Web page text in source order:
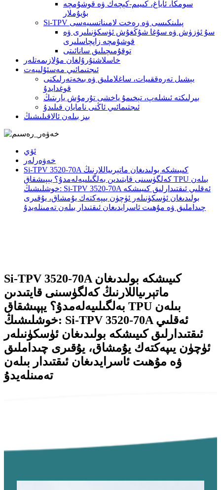
سومكا، ئاياغ، كىيىم-كېچەك ۋە قوشۇمچە
بۇيۇملار
Si-TPV پىلىنكىسى ۋە رەخت لامىناتسىيەسى
سۇ ئۈزۈش ۋە سۇغا شۇڭغۇش ئۈسكۈنىلىرى ۋە
قوشۇمچە زاپچاسلىرى
توقۇمىچىلىق سانائىتى
خاسلاشتۇرۇلغان مۇلازىمەتلەر
ئىجتىمائىي مەسئۇلىيەت
يېشىل تەرەققىيات، ساغلاملىق ۋە بىخەتەرلىكنى
قوغدايدۇ
بىرلىكتە ئىشلەپ، تېخىمۇ ياخشى تۇرمۇش يارىتىڭ
ئىجتىمائىي ئاڭنى نامايان قىلىدۇ
بىز بىلەن ئالاقىلىشىڭ
ئۆي
خەۋەرلەر
Si-TPV 3520-70A كىيىشكە بولىدىغان ماتېرىياللارنىڭ
كەلگۈسىنى قايتىدىن بەلگىلىيەلەمدۇ؟ يېپىشقاق TPU بىلەن
خوشلىشىڭ: Si-TPV 3520-70A ئەقلىي ئىقتىدارلىق كىيىشكە
بولىدىغان ئۈسكۈنىلەر ئۈچۈن يىپەكتەك يۇمشاق، يۇقىرى
چىداملىق ۋە مۇھىت ئاسرايدىغان ئىقتىدار بىلەن تەمىنلەيدۇ
Si-TPV 3520-70A كىيىشكە بولىدىغان
ماتېرىياللارنىڭ كەلگۈسىنى قايتىدىن
بەلگىلىيەلەمدۇ؟ يېپىشقاق TPU بىلەن
خوشلىشىڭ: Si-TPV 3520-70A ئەقلىي
ئىقتىدارلىق كىيىشكە بولىدىغان ئۈسكۈنىلەر
ئۈچۈن يىپەكتەك يۇمشاق، يۇقىرى چىداملىق
ۋە مۇھىت ئاسرايدىغان ئىقتىدار بىلەن
تەمىنلەيدۇ